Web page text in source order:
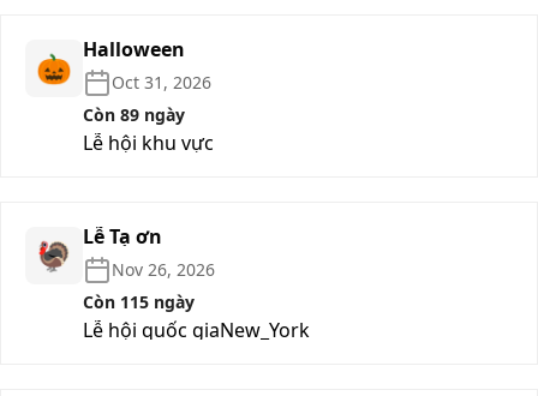
🎃 Halloween
Oct 31, 2026
Còn 89 ngày
Lễ hội khu vực
🦃 Lễ Tạ ơn
Nov 26, 2026
Còn 115 ngày
Lễ hội quốc giaNew_York